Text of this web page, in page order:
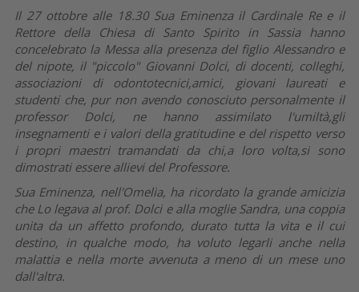
Il 27 ottobre alle 18.30 Sua Eminenza il Cardinale Re e il
Rettore della Chiesa di Santo Spirito in Sassia hanno
concelebrato la Messa alla presenza del figlio Alessandro e
del nipote, il "piccolo" Giovanni Dolci, di docenti, colleghi,
associazioni di odontotecnici,amici, giovani laureati e
studenti che, pur non avendo conosciuto personalmente il
professor Dolci, ne hanno assimilato l'umiltà,gli
insegnamenti e i valori della gratitudine e del rispetto verso
i propri maestri tramandati da chi,a loro volta,si sono
dimostrati essere allievi del Professore.
Sua Eminenza, nell'Omelia, ha ricordato la grande amicizia
che Lo legava al prof. Dolci e alla moglie Sandra, una coppia
unita da un affetto profondo, durato tutta la vita e il cui
destino, in qualche modo, ha voluto legarli anche nella
malattia e nella morte avvenuta a meno di un mese uno
dall'altra.